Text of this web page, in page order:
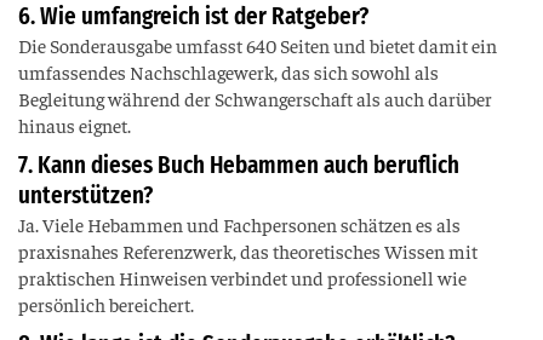
6. Wie umfangreich ist der Ratgeber?
Die Sonderausgabe umfasst 640 Seiten und bietet damit ein
umfassendes Nachschlagewerk, das sich sowohl als
Begleitung während der Schwangerschaft als auch darüber
hinaus eignet.
7. Kann dieses Buch Hebammen auch beruflich
unterstützen?
Ja. Viele Hebammen und Fachpersonen schätzen es als
praxisnahes Referenzwerk, das theoretisches Wissen mit
praktischen Hinweisen verbindet und professionell wie
persönlich bereichert.